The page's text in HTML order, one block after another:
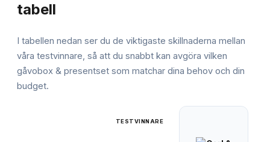
tabell
I tabellen nedan ser du de viktigaste skillnaderna mellan
våra testvinnare, så att du snabbt kan avgöra vilken
gåvobox & presentset som matchar dina behov och din
budget.
TESTVINNARE